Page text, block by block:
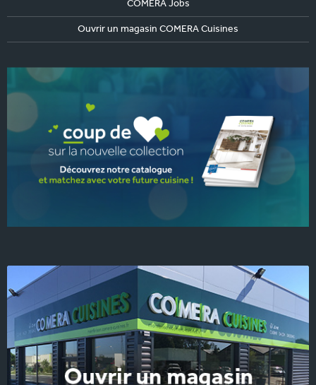
COMERA Jobs
Ouvrir un magasin COMERA Cuisines